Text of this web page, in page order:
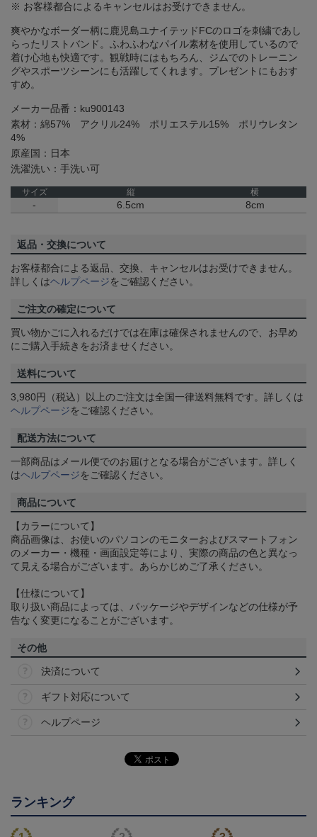
※ お客様都合によるキャンセルはお受けできません。
爽やかなボーダー柄に鹿児島ユナイテッドFCのロゴを刺繍であし
らったリストバンド。ふわふわなパイル素材を使用しているので
着け心地も快適です。観戦時にはもちろん、ジムでのトレーニン
グやスポーツシーンにも活躍してくれます。プレゼントにもおす
すめ。
メーカー品番：ku900143
素材：綿57% アクリル24% ポリエステル15% ポリウレタン
4%
原産国：日本
洗濯洗い：手洗い可
サイズ 縦 横
- 6.5cm 8cm
返品・交換について
お客様都合による返品、交換、キャンセルはお受けできません。
詳しくはヘルプページをご確認ください。
ご注文の確定について
買い物かごに入れるだけでは在庫は確保されませんので、お早め
にご購入手続きをお済ませください。
送料について
3,980円（税込）以上のご注文は全国一律送料無料です。詳しくは
ヘルプページをご確認ください。
配送方法について
一部商品はメール便でのお届けとなる場合がございます。詳しく
はヘルプページをご確認ください。
商品について
【カラーについて】
商品画像は、お使いのパソコンのモニターおよびスマートフォン
のメーカー・機種・画面設定等により、実際の商品の色と異なっ
て見える場合がございます。あらかじめご了承ください。
【仕様について】
取り扱い商品によっては、パッケージやデザインなどの仕様が予
告なく変更になることがございます。
その他
決済について
ギフト対応について
ヘルプページ
ランキング